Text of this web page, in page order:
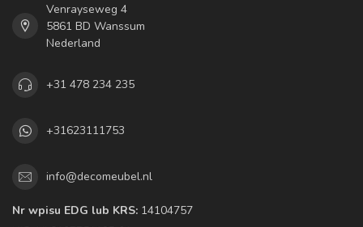
Venrayseweg 4
5861 BD Wanssum
Nederland
+31 478 234 235
+31623111753
info@decomeubel.nl
Nr wpisu EDG lub KRS: 14104757